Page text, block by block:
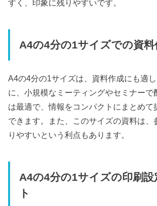
すく、印象に残りやすいです。
A4の4分の1サイズでの資料
A4の4分の1サイズは、資料作成にも適
に、小規模なミーティングやセミナーで
は最適で、情報をコンパクトにまとめて
できます。また、このサイズの資料は、
りやすいという利点もあります。
A4の4分の1サイズの印刷設
ト